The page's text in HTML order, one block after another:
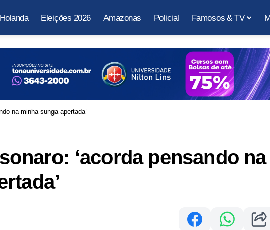
Eleições 2026 Amazonas Policial Famosos & TV
na minha sunga apertada’
‘acorda pensando na